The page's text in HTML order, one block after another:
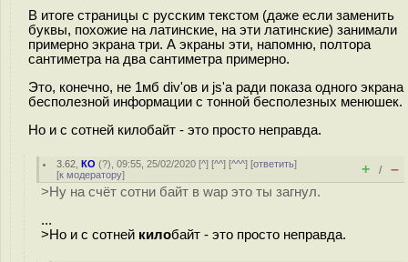
В итоге страницы с русским текстом (даже если заменить
буквы, похожие на латинские, на эти латинские) занимали
примерно экрана три. А экраны эти, напомню, полтора
сантиметра на два сантиметра примерно.
Это, конечно, не 1мб div'ов и js'а ради показа одного экрана
бесполезной информации с тонной бесполезных менюшек.
Но и с сотней килобайт - это просто неправда.
3.62 ,КО (?), 09:55, 25/02/2020 [^] [^^] [^^^] [ответить]
[к модератору] + / –
>Ну на счёт сотни байт в wap это ты загнул.
...
>Но и с сотней килобайт - это просто неправда.